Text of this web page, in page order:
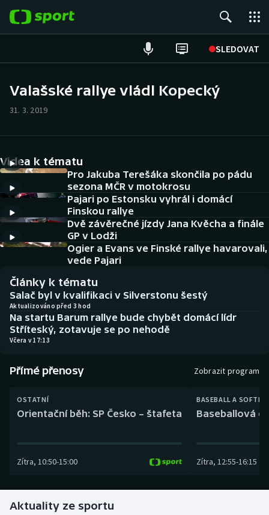
SLEDOVAT
Hokej
Tenis
Atletika
Cyklistika
DALŠÍ SPORTY
Americký fotbal
Baseball a softbal
Basketbal
Biatlon
Boby a skeleton
Futsal
NEPŘEHLÉDNĚTE
Soutěže
Historické návraty
Aplikace ČT sport
AZ kvíz
Valašské rallye vládl Kopecký
31. 3. 2019
Videa k tématu
Pro Jakuba Terešáka skončila po pádu
sezona MČR v motokrosu
Pajari po Estonsku vyhrál i domácí
Finskou rallye
Dvě závěrečné jízdy Jana Kvěcha a finále
GP v Lodži
Ogier a Evans ve Finské rallye havarovali,
vede Pajari
Články k tématu
Salač byl v kvalifikaci v Silverstonu šestý
Aktualizováno před 3 hod
Na startu Barum rallye bude chybět domácí lídr
Stříteský, zotavuje se po nehodě
Včera v 17:13
Přímé přenosy Zobrazit program
OSTATNÍ
Orientační běh: SP Česko – štafeta
Zítra, 10:50-15:00
BASEBALL A
Baseballová
Zítra, 12:55-16:15
Aktuality ze sportu